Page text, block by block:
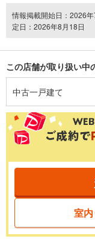
情報掲載開始日：2026
定日：2026年8月18日
この店舗が取り扱い中
中古一戸建て
室